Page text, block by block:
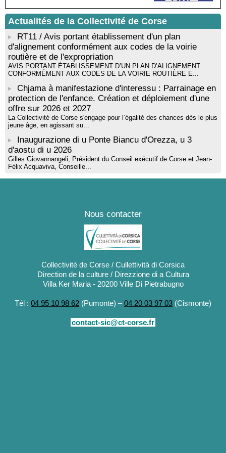
rythmique et corporelle - Mediateca territuriale di Santa Lucia di
Tallà
! Événement reporté ! Cycle de conférences peinture animé
par Alexandre Dominati - Mediateca territuriale di Santa Lucia di
Tallà
Actualités de la Collectivité de Corse
RT11 / Avis portant établissement d'un plan
d'alignement conformément aux codes de la voirie
routière et de l'expropriation
AVIS PORTANT ÉTABLISSEMENT D’UN PLAN D’ALIGNEMENT
CONFORMÉMENT AUX CODES DE LA VOIRIE ROUTIÈRE E...
Chjama à manifestazione d'interessu : Parrainage en
protection de l'enfance. Création et déploiement d'une
offre sur 2026 et 2027
La Collectivité de Corse s'engage pour l’égalité des chances dès le plus
jeune âge, en agissant su...
Inaugurazione di u Ponte Biancu d'Orezza, u 3
d'aostu di u 2026
Gilles Giovannangeli, Président du Conseil exécutif de Corse et Jean-
Félix Acquaviva, Conseille...
Nous contacter
Collectivité de Corse / Cullettività di Corsica
Direction de la culture / Direzzione di a Cultura
Villa Ker Maria - 20200 Ville Di Pietrabugno
Tél : 04 95 10 98 62 (Pumonte) –04 20 03 97 03 (Cismonte)
contact-sic@ct-corse.fr